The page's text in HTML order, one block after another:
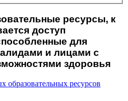
ресурсы, к
доступ
для
и лицами с
здоровья
образовательных ресурсов